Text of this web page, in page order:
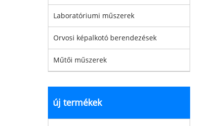
Laboratóriumi műszerek
Orvosi képalkotó berendezések
Műtői műszerek
új termékek